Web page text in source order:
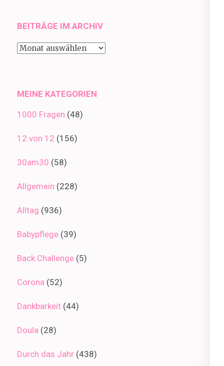
BEITRÄGE IM ARCHIV
Beiträge
MEINE KATEGORIEN
1000 Fragen (48)
12 von 12 (156)
30am30 (58)
Allgemein (228)
Alltag (936)
Babypflege (39)
Back Challenge (5)
Corona (52)
Dankbarkeit (44)
Doula (28)
Durch das Jahr (438)